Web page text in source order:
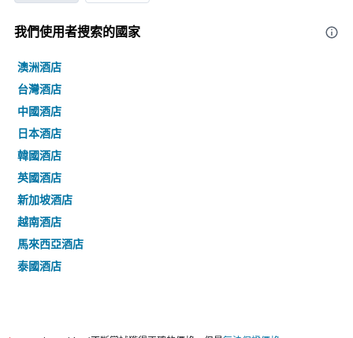
我們使用者搜索的國家
澳洲酒店
台灣酒店
中國酒店
日本酒店
韓國酒店
英國酒店
新加坡酒店
越南酒店
馬來西亞酒店
泰國酒店